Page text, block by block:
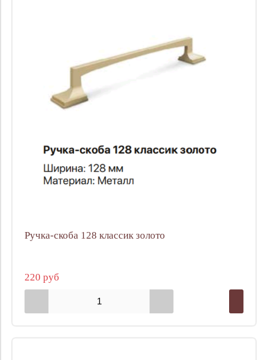
Ручка-скоба 128 классик золото
220 руб